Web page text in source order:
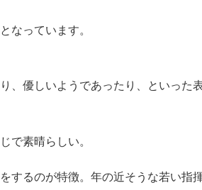
なっています。
、優しいようであったり、といった表
で素晴らしい。
するのが特徴。年の近そうな若い指